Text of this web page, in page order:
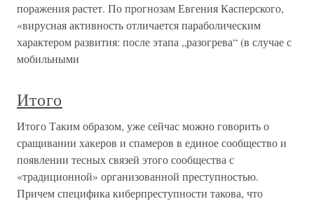
поражения растет. По прогнозам Евгения Касперского,
«вирусная активность отличается параболическим
характером развития: после этапа „разогрева“ (в случае с
мобильными
Итого
Итого Таким образом, уже сейчас можно говорить о
сращивании хакеров и спамеров в единое сообщество и
появлении тесных связей этого сообщества с
«традиционной» организованной преступностью.
Причем специфика киберпреступности такова, что